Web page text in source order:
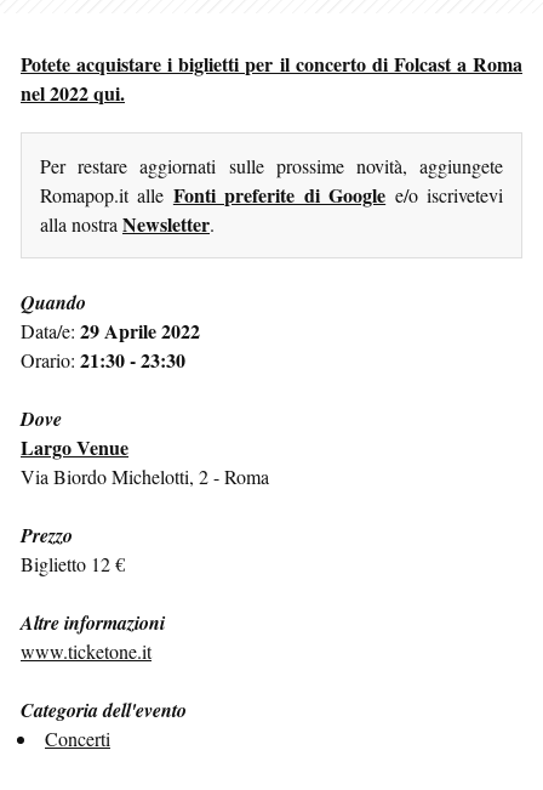
Potete acquistare i biglietti per il concerto di Folcast a Roma
nel 2022 qui.
Per restare aggiornati sulle prossime novità, aggiungete
Romapop.it alle Fonti preferite di Google e/o iscrivetevi
alla nostra Newsletter.
Quando
Data/e: 29 Aprile 2022
Orario: 21:30 - 23:30
Dove
Largo Venue
Via Biordo Michelotti, 2 - Roma
Prezzo
Biglietto 12 €
Altre informazioni
www.ticketone.it
Categoria dell'evento
Concerti